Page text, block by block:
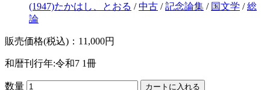
(1947)たかはし、とおる /中古 /記念論集 / 国文学 /総
論
販売価格(税込)：11,000円
和暦刊行年:令和7 1冊
数量